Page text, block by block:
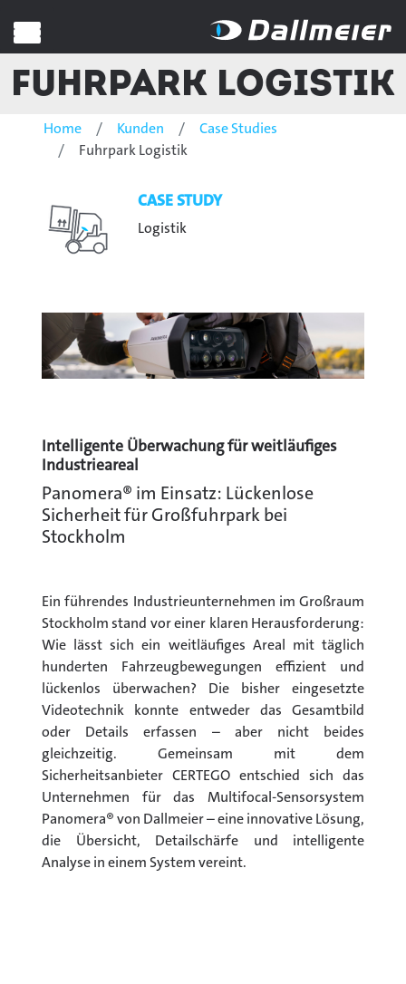
Fuhrpark Logistik
Home Kunden
Case Studies
Fuhrpark Logistik
CASE STUDY
Logistik
Intelligente Überwachung für weitläufiges
Industrieareal
Panomera® im Einsatz: Lückenlose
Sicherheit für Großfuhrpark bei
Stockholm
Ein führendes Industrieunternehmen im Großraum
Stockholm stand vor einer klaren Herausforderung:
Wie lässt sich ein weitläufiges Areal mit täglich
hunderten Fahrzeugbewegungen effizient und
lückenlos überwachen? Die bisher eingesetzte
Videotechnik konnte entweder das Gesamtbild
oder Details erfassen – aber nicht beides
gleichzeitig. Gemeinsam mit dem
Sicherheitsanbieter CERTEGO entschied sich das
Unternehmen für das Multifocal-Sensorsystem
Panomera® von Dallmeier – eine innovative Lösung,
die Übersicht, Detailschärfe und intelligente
Analyse in einem System vereint.